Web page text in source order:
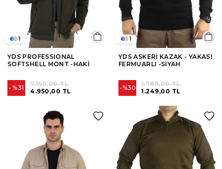
YDS PROFESSIONAL
SOFTSHELL MONT -HAKİ
%31 4.950,00 TL
7.150,00 TL
1
YDS ASKERİ KAZAK - YAKASI
FERMUARLI -SİYAH
%30 1.249,00 TL
1.789,00 TL
1